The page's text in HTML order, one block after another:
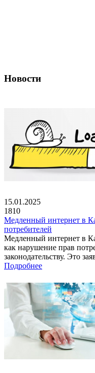
Новости
15.01.2025
1810
Медленный интернет в
потребителей
Медленный интернет в
как нарушение прав
законодательству. Это
Подробнее